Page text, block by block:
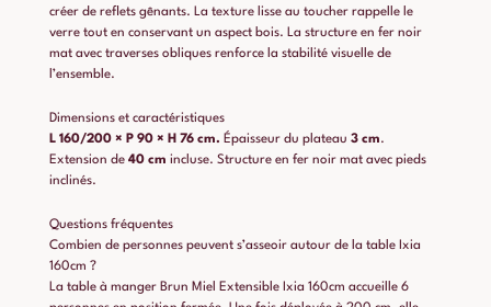
créer de reflets gênants. La texture lisse au toucher rappelle le
verre tout en conservant un aspect bois. La structure en fer noir
mat avec traverses obliques renforce la stabilité visuelle de
l’ensemble.
Dimensions et caractéristiques
L 160/200 × P 90 × H 76 cm. Épaisseur du plateau 3 cm.
Extension de 40 cm incluse. Structure en fer noir mat avec pieds
inclinés.
Questions fréquentes
Combien de personnes peuvent s’asseoir autour de la table Ixia
160cm ?
La table à manger Brun Miel Extensible Ixia 160cm accueille 6